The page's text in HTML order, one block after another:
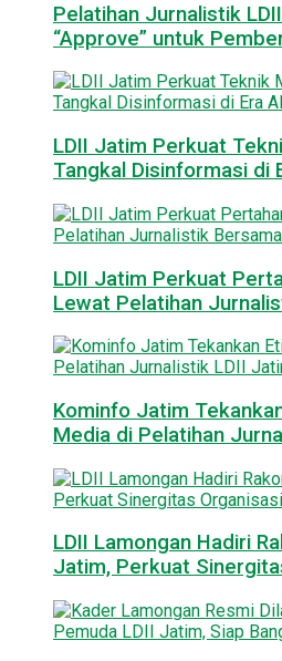
Pelatihan Jurnalistik
“Approve” untuk
LDII Jatim Perkuat
Tangkal Disinformasi di
LDII Jatim Perkuat
Lewat Pelatihan
Kominfo Jatim
Media di Pelatihan
LDII Lamongan Hadiri
Jatim, Perkuat